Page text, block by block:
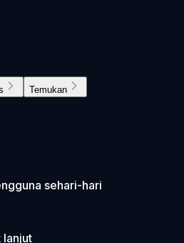
Temukan
sehari-hari
lanjut